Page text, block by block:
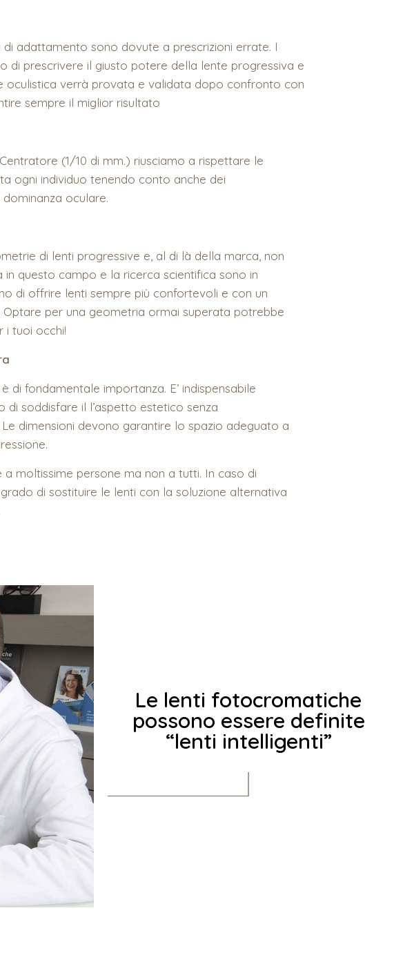
adattamento sono dovute a prescrizioni errate. I
di prescrivere il giusto potere della lente progressiva e
oculistica verrà provata e validata dopo confronto con
sempre il miglior risultato
(1/10 di mm.) riusciamo a rispettare le
ogni individuo tenendo conto anche dei
oculare.
di lenti progressive e, al di là della marca, non
questo campo e la ricerca scientifica sono in
di offrire lenti sempre più confortevoli e con un
per una geometria ormai superata potrebbe
i tuoi occhi!
di fondamentale importanza. E’ indispensabile
di soddisfare il l’aspetto estetico senza
dimensioni devono garantire lo spazio adeguato a
moltissime persone ma non a tutti. In caso di
di sostituire le lenti con la soluzione alternativa
Le lenti fotocromatiche
possono essere definite
“lenti intelligenti”